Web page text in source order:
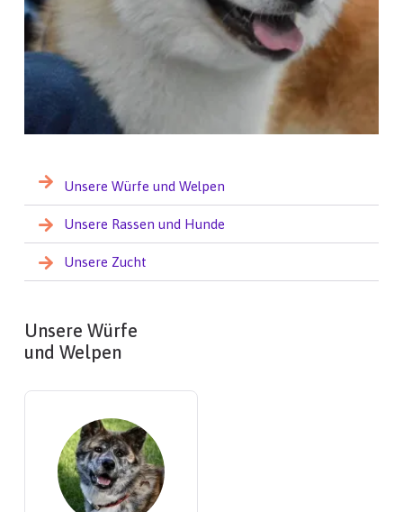
Unsere Würfe und Welpen
Unsere Rassen und Hunde
Unsere Zucht
Unsere Würfe
und Welpen